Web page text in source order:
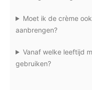
Moet ik de crème
aanbrengen?
Vanaf welke leeftijd
gebruiken?